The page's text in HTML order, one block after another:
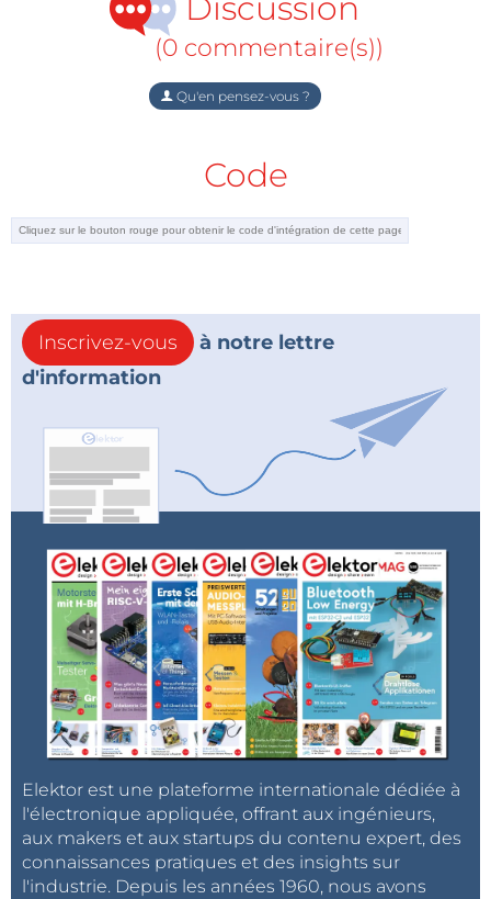
Discussion
(0 commentaire(s))
Qu'en pensez-vous ?
Code
Inscrivez-vous
à notre lettre
d'information
Elektor est une plateforme internationale dédiée à
l'électronique appliquée, offrant aux ingénieurs,
aux makers et aux startups du contenu expert, des
connaissances pratiques et des insights sur
l'industrie. Depuis les années 1960, nous avons